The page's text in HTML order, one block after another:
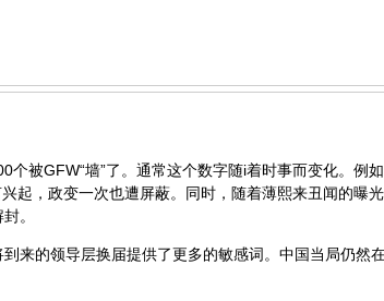
个被GFW“墙”了。通常这个数字随i着时事而变化。例
起，政变一次也遭屏蔽。同时，随着薄熙来丑闻的曝
。
来的领导层换届提供了更多的敏感词。中国当局仍然